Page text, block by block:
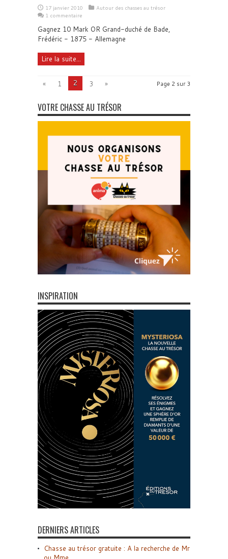
17 janvier 2010
Autour des chasses au trésor
1 commentaire
Gagnez 10 Mark OR Grand-duché de Bade,
Frédéric - 1875 - Allemagne
Lire la suite...
Page 2 sur 3
« 1 2 3 »
VOTRE CHASSE AU TRÉSOR
INSPIRATION
DERNIERS ARTICLES
Chasse au trésor gratuite : A la recherche de Mr